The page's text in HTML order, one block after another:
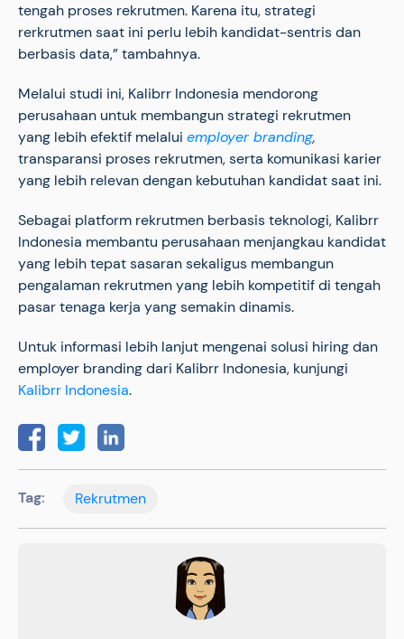
tengah proses rekrutmen. Karena itu, strategi
rerkrutmen saat ini perlu lebih kandidat-sentris dan
berbasis data,” tambahnya.
Melalui studi ini, Kalibrr Indonesia mendorong
perusahaan untuk membangun strategi rekrutmen
yang lebih efektif melalui employer branding,
transparansi proses rekrutmen, serta komunikasi karier
yang lebih relevan dengan kebutuhan kandidat saat ini.
Sebagai platform rekrutmen berbasis teknologi, Kalibrr
Indonesia membantu perusahaan menjangkau kandidat
yang lebih tepat sasaran sekaligus membangun
pengalaman rekrutmen yang lebih kompetitif di tengah
pasar tenaga kerja yang semakin dinamis.
Untuk informasi lebih lanjut mengenai solusi hiring dan
employer branding dari Kalibrr Indonesia, kunjungi
Kalibrr Indonesia.
Tag: Rekrutmen